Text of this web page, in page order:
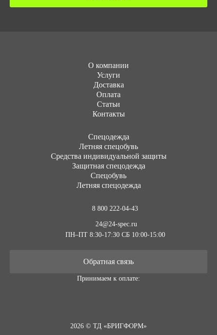
О компании
Услуги
Доставка
Оплата
Статьи
Контакты
Cпецодежда
Летняя спецобувь
Средства индивидуальной защиты
Защитная спецодежда
Спецобувь
Летняя спецодежда
8 800 222-04-43
24@24-spec.ru
ПН–ПТ 8:30-17:30 СБ 10:00-15:00
Обратная связь
Принимаем к оплате:
2026 © ТД «БРИГФОРМ»